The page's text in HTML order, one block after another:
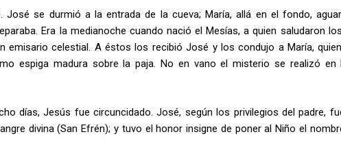
José se durmió a la entrada de la cueva; María, allá en el fondo,
Era la medianoche cuando nació el Mesías, a quien saludaron
emisario celestial. A éstos los recibió José y los condujo a María,
espiga madura sobre la paja. No en vano el misterio se realizó en
días, Jesús fue circuncidado. José, según los privilegios del padre,
divina (San Efrén); y tuvo el honor insigne de poner al Niño el